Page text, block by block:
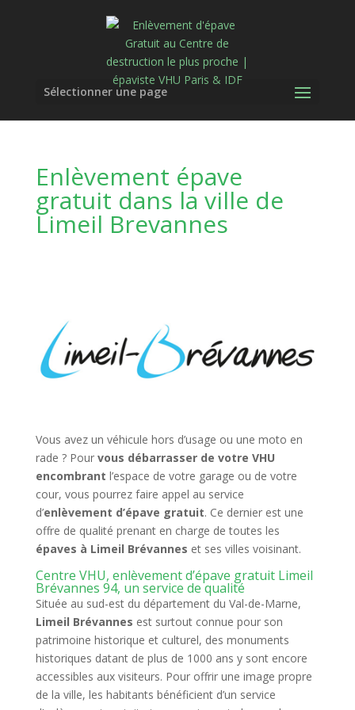
Sélectionner une page
Enlèvement épave
gratuit dans la ville de
Limeil Brevannes
Vous avez un véhicule hors d’usage ou une moto en
rade ? Pour vous débarrasser de votre VHU
encombrant l’espace de votre garage ou de votre
cour, vous pourrez faire appel au service
d’enlèvement d’épave gratuit. Ce dernier est une
offre de qualité prenant en charge de toutes les
épaves à Limeil Brévannes et ses villes voisinant.
Centre VHU, enlèvement d’épave gratuit Limeil
Brévannes 94, un service de qualité
Située au sud-est du département du Val-de-Marne,
Limeil Brévannes est surtout connue pour son
patrimoine historique et culturel, des monuments
historiques datant de plus de 1000 ans y sont encore
accessibles aux visiteurs. Pour offrir une image propre
de la ville, les habitants bénéficient d’un service